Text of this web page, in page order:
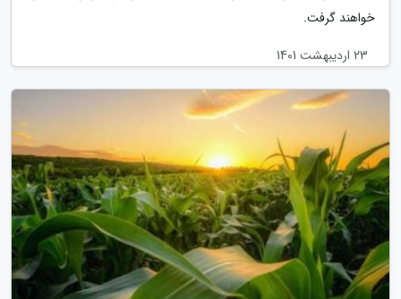
خواهند گرفت.
23 اردیبهشت 1401